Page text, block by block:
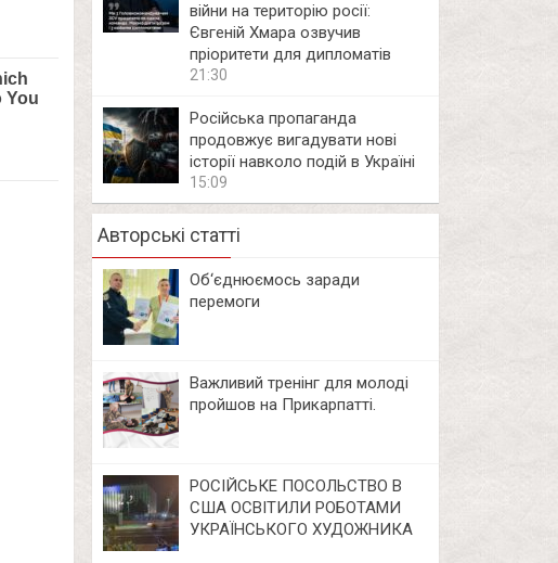
війни на територію росії:
Євгеній Хмара озвучив
пріоритети для дипломатів
21:30
Російська пропаганда
продовжує вигадувати нові
історії навколо подій в Україні
15:09
Авторські статті
Об‘єднюємось заради
перемоги
Важливий тренінг для молоді
пройшов на Прикарпатті.
РОСІЙСЬКЕ ПОСОЛЬСТВО В
США ОСВІТИЛИ РОБОТАМИ
УКРАЇНСЬКОГО ХУДОЖНИКА